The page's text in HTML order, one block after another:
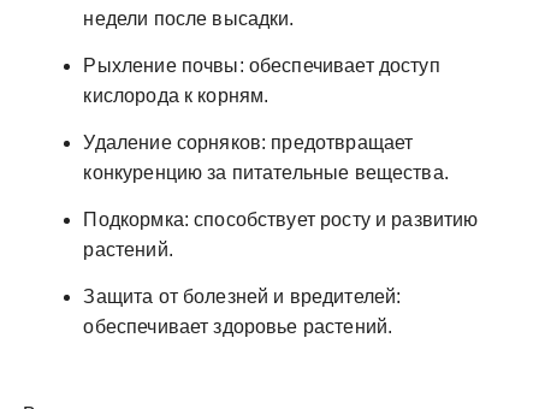
недели после высадки.
Рыхление почвы: обеспечивает доступ
кислорода к корням.
Удаление сорняков: предотвращает
конкуренцию за питательные вещества.
Подкормка: способствует росту и развитию
растений.
Защита от болезней и вредителей:
обеспечивает здоровье растений.